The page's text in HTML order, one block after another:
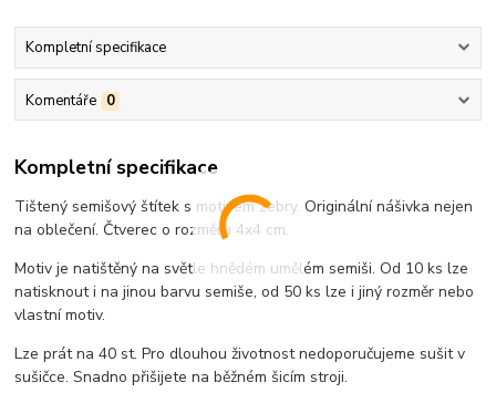
Kompletní specifikace
Komentáře 0
Kompletní specifikace
Tištený semišový štítek s motivem zebry. Originální nášivka nejen
na oblečení. Čtverec o rozměru 4x4 cm.
Motiv je natištěný na světle hnědém umělém semiši. Od 10 ks lze
natisknout i na jinou barvu semiše, od 50 ks lze i jiný rozměr nebo
vlastní motiv.
Lze prát na 40 st. Pro dlouhou životnost nedoporučujeme sušit v
sušičce. Snadno přišijete na běžném šicím stroji.